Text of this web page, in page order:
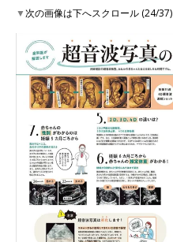
▼次の画像は下へスクロール (24/37)